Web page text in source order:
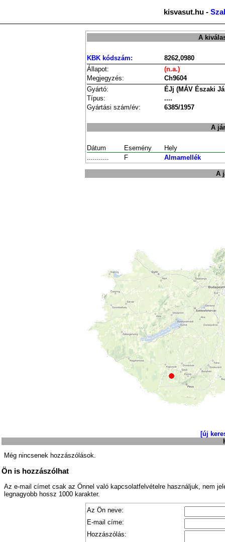
kisvasut.hu -
A
KBK kódszám:
8262,0980
Állapot:
(n.a.)
Megjegyzés:
Ch9604
Gyártó:
ÉJj (MÁV Északi
Típus:
....
Gyártási szám/év:
6385/1957
A
Dátum Esemény
Hely
...........
F Almamellék
A
[új
Még nincsenek hozzászólások.
Ön is hozzászólhat
Az e-mail címet csak az Önnel való kapcsolatfelvételre használjuk, nem
legnagyobb hossz 1000 karakter.
Az Ön neve:
E-mail címe:
Hozzászólás: